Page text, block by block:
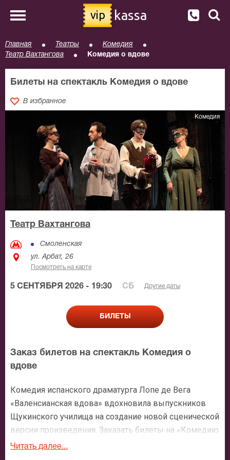
vip kassa
Главная Театры
Комедия
Театр Вахтангова
Комедия о вдове
Билеты на спектакль Комедия о вдове
В избранное
Комедия
Театр Вахтангова
Смоленская
ул. Арбат, 26
Посмотреть на карте
5 СЕНТЯБРЯ 2026 - 19:30 СБ Другие даты
БИЛЕТЫ
Заказ билетов на спектакль Комедия о
вдове
Комедия испанского драматурга Лопе де Вега
«Валенсианская вдова» вдохновила выпускников
Щукинского училища на создание новой сценической
версии произведения. Заказать билеты на «Комедию
о вдове» можно уже сегодня. Оплата на нашем сайте
Читать далее...